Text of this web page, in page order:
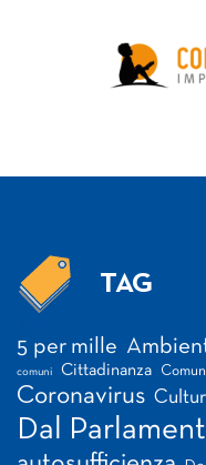
TAG
5 per mille
comuni Cittadinanza
Coronavirus
Dal